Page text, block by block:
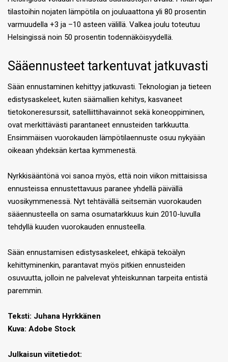
tilastoihin nojaten lämpötila on jouluaattona yli 80 prosentin
varmuudella +3 ja –10 asteen välillä. Valkea joulu toteutuu
Helsingissä noin 50 prosentin todennäköisyydellä.
Sääennusteet tarkentuvat jatkuvasti
Sään ennustaminen kehittyy jatkuvasti. Teknologian ja tieteen
edistysaskeleet, kuten säämallien kehitys, kasvaneet
tietokoneresurssit, satelliittihavainnot sekä koneoppiminen,
ovat merkittävästi parantaneet ennusteiden tarkkuutta.
Ensimmäisen vuorokauden lämpötilaennuste osuu nykyään
oikeaan yhdeksän kertaa kymmenestä.
Nyrkkisääntönä voi sanoa myös, että noin viikon mittaisissa
ennusteissa ennustettavuus paranee yhdellä päivällä
vuosikymmenessä. Nyt tehtävällä seitsemän vuorokauden
sääennusteella on sama osumatarkkuus kuin 2010-luvulla
tehdyllä kuuden vuorokauden ennusteella.
Sään ennustamisen edistysaskeleet, ehkäpä tekoälyn
kehittyminenkin, parantavat myös pitkien ennusteiden
osuvuutta, jolloin ne palvelevat yhteiskunnan tarpeita entistä
paremmin.
Teksti: Juhana Hyrkkänen
Kuva: Adobe Stock
Julkaisun viitetiedot: